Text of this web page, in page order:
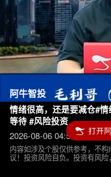
阿牛智投
情绪很高，还是要减仓#
等待 #风险投资
2026-08-06 04:55
内容如涉及个股仅供参考，不
议！投资风险自负。投资有风险